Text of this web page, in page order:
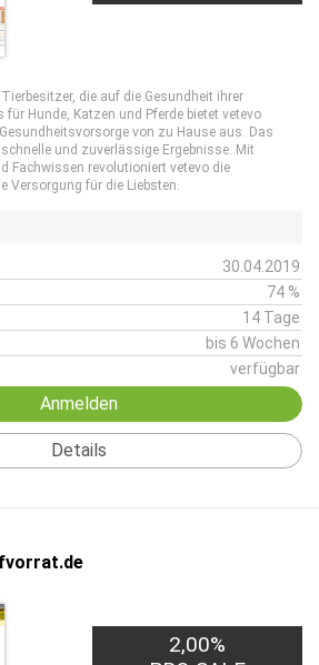
die auf die Gesundheit ihrer
Hunde, Katzen und Pferde bietet vetevo
von zu Hause aus. Das
und zuverlässige Ergebnisse. Mit
Fachwissen revolutioniert vetevo die
Versorgung für die Liebsten.
30.04.2019
74 %
14 Tage
bis 6 Wochen
verfügbar
Anmelden
Details
2,00%